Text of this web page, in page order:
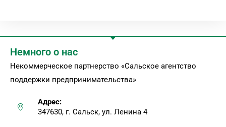
Немного о нас
Некоммерческое партнерство «Сальское агентство
поддержки предпринимательства»
Адрес:
347630, г. Сальск, ул. Ленина 4